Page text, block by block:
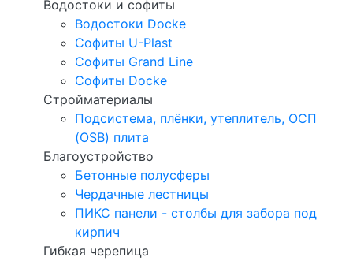
Водостоки и софиты
Водостоки Docke
Софиты U-Plast
Софиты Grand Line
Софиты Docke
Стройматериалы
Подсистема, плёнки, утеплитель, ОСП
(OSB) плита
Благоустройство
Бетонные полусферы
Чердачные лестницы
ПИКС панели - столбы для забора под
кирпич
Гибкая черепица